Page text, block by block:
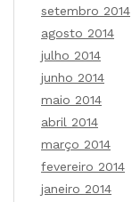
setembro 2014
agosto 2014
julho 2014
junho 2014
maio 2014
abril 2014
março 2014
fevereiro 2014
janeiro 2014